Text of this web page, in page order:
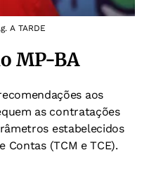
A TARDE
MP-BA
aos
as contratações
estabelecidos
Contas (TCM e TCE).